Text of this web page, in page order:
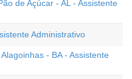
de Açúcar - AL - Assistente
Administrativo
- BA - Assistente